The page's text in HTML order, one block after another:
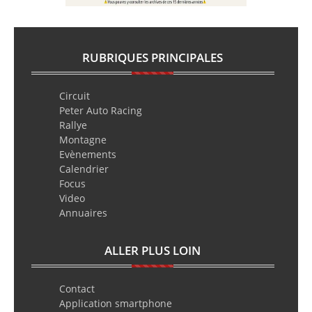
RUBRIQUES PRINCIPALES
Circuit
Peter Auto Racing
Rallye
Montagne
Evènements
Calendrier
Focus
Video
Annuaires
ALLER PLUS LOIN
Contact
Application smartphone